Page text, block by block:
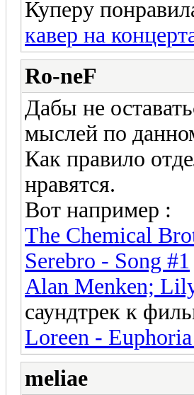
Куперу
кавер на
Ro-neF
Дабы не
мыслей по
Как правило
нравятся.
Вот например :
The Chemical
Serebro - Song #1
Alan Menken;
саундтрек к
Loreen -
meliae